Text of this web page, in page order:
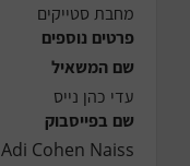
מחבת סטייקים
פרטים נוספים
שם המשאיל
עדי כהן נייס
שם בפייסבוק
Adi Cohen Naiss